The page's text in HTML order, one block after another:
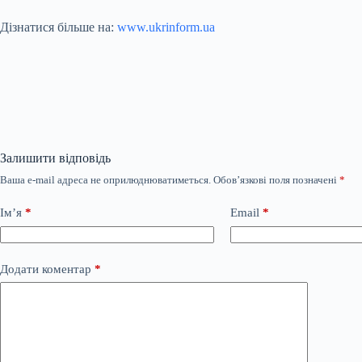
Дізнатися більше на: www.ukrinform.ua
Залишити відповідь
Ваша e-mail адреса не оприлюднюватиметься. Обов’язкові поля позначені *
Ім’я * Email *
Додати коментар *